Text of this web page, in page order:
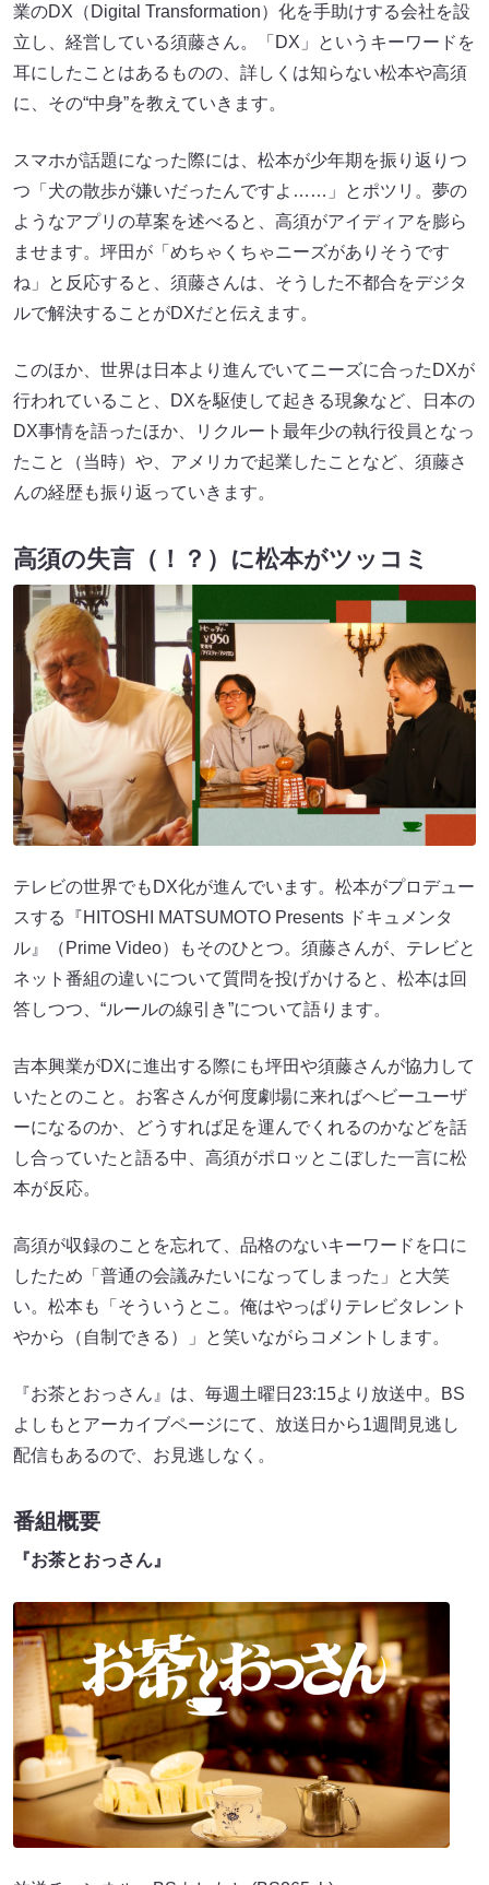
業のDX（Digital Transformation）化を手助けする会社を設
立し、経営している須藤さん。「DX」というキーワードを
耳にしたことはあるものの、詳しくは知らない松本や高須
に、その“中身”を教えていきます。
スマホが話題になった際には、松本が少年期を振り返りつ
つ「犬の散歩が嫌いだったんですよ……」とポツリ。夢の
ようなアプリの草案を述べると、高須がアイディアを膨ら
ませます。坪田が「めちゃくちゃニーズがありそうです
ね」と反応すると、須藤さんは、そうした不都合をデジタ
ルで解決することがDXだと伝えます。
このほか、世界は日本より進んでいてニーズに合ったDXが
行われていること、DXを駆使して起きる現象など、日本の
DX事情を語ったほか、リクルート最年少の執行役員となっ
たこと（当時）や、アメリカで起業したことなど、須藤さ
んの経歴も振り返っていきます。
高須の失言（！？）に松本がツッコミ
テレビの世界でもDX化が進んでいます。松本がプロデュー
スする『HITOSHI MATSUMOTO Presents ドキュメンタ
ル』（Prime Video）もそのひとつ。須藤さんが、テレビと
ネット番組の違いについて質問を投げかけると、松本は回
答しつつ、“ルールの線引き”について語ります。
吉本興業がDXに進出する際にも坪田や須藤さんが協力して
いたとのこと。お客さんが何度劇場に来ればヘビーユーザ
ーになるのか、どうすれば足を運んでくれるのかなどを話
し合っていたと語る中、高須がポロッとこぼした一言に松
本が反応。
高須が収録のことを忘れて、品格のないキーワードを口に
したため「普通の会議みたいになってしまった」と大笑
い。松本も「そういうとこ。俺はやっぱりテレビタレント
やから（自制できる）」と笑いながらコメントします。
『お茶とおっさん』は、毎週土曜日23:15より放送中。BS
よしもとアーカイブページにて、放送日から1週間見逃し
配信もあるので、お見逃しなく。
番組概要
『お茶とおっさん』